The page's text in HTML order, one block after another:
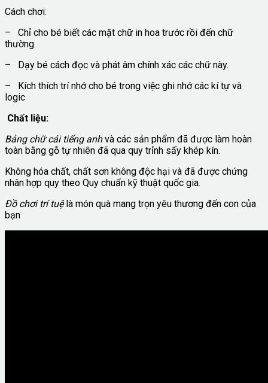
Cách chơi:
– Chỉ cho bé biết các mặt chữ in hoa trước rồi đến chữ
thường.
– Dạy bé cách đọc và phát âm chính xác các chữ này.
– Kích thích trí nhớ cho bé trong việc ghi nhớ các kí tự và
logic
Chất liệu:
Bảng chữ cái tiếng anhvà các sản phẩm đã được làm hoàn
toàn bằng gỗ tự nhiên đã qua quy trỉnh sấy khép kín.
Không hóa chất, chất sơn không độc hại và đã được chứng
nhân hợp quy theo Quy chuẩn kỹ thuật quốc gia.
Đồ chơi trí tuệlà món quà mang trọn yêu thương đến con của
bạn